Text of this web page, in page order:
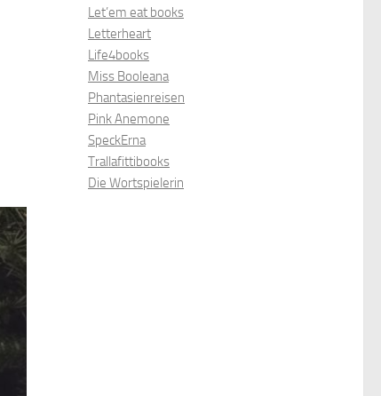
Let’em eat books
Letterheart
Life4books
Miss Booleana
Phantasienreisen
Pink Anemone
SpeckErna
Trallafittibooks
Die Wortspielerin